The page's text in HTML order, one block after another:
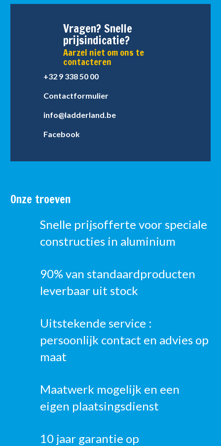
Vragen? Snelle
prijsindicatie?
Aarzel niet om ons te
contacteren
+32 9 338 50 00
Contactformulier
info@ladderland.be
Facebook
Onze troeven
Snelle prijsofferte voor speciale
constructies in aluminium
90% van standaardproducten
leverbaar uit stock
Uitstekende service :
persoonlijk contact en advies op
maat
Maatwerk mogelijk en een
eigen plaatsingsdienst
10 jaar garantie op